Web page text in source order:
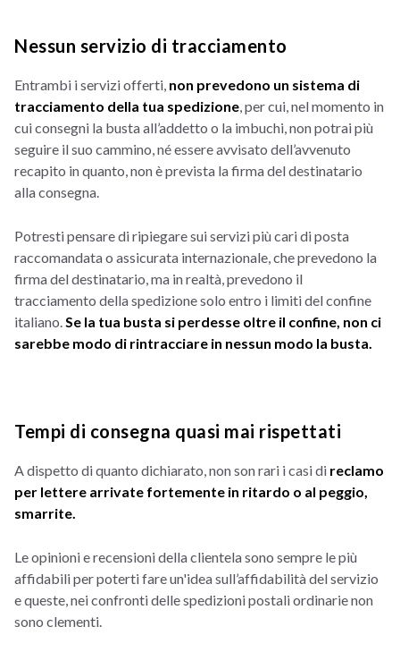
Nessun servizio di tracciamento
Entrambi i servizi offerti, non prevedono un sistema di
tracciamento della tua spedizione, per cui, nel momento in
cui consegni la busta all’addetto o la imbuchi, non potrai più
seguire il suo cammino, né essere avvisato dell’avvenuto
recapito in quanto, non è prevista la firma del destinatario
alla consegna.
Potresti pensare di ripiegare sui servizi più cari di posta
raccomandata o assicurata internazionale, che prevedono la
firma del destinatario, ma in realtà, prevedono il
tracciamento della spedizione solo entro i limiti del confine
italiano.Se la tua busta si perdesse oltre il confine, non ci
sarebbe modo di rintracciare in nessun modo la busta.
Tempi di consegna quasi mai rispettati
A dispetto di quanto dichiarato, non son rari i casi di reclamo
per lettere arrivate fortemente in ritardo o al peggio,
smarrite.
Le opinioni e recensioni della clientela sono sempre le più
affidabili per poterti fare un'idea sull’affidabilità del servizio
e queste, nei confronti delle spedizioni postali ordinarie non
sono clementi.